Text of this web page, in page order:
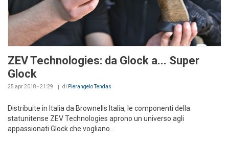
ZEV Technologies: da Glock a... Super
Glock
25 apr 2018 - 21:29 di Pierangelo Tendas
Distribuite in Italia da Brownells Italia, le componenti della
statunitense ZEV Technologies aprono un universo agli
appassionati Glock che vogliano...